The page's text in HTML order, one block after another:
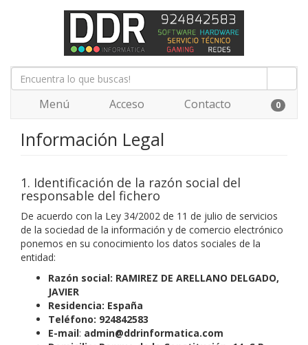
Menú Acceso Contacto 0
Información Legal
1. Identificación de la razón social del
responsable del fichero
De acuerdo con la Ley 34/2002 de 11 de julio de servicios
de la sociedad de la información y de comercio electrónico
ponemos en su conocimiento los datos sociales de la
entidad:
Razón social: RAMIREZ DE ARELLANO DELGADO,
JAVIER
Residencia: España
Teléfono: 924842583
E-mail: admin@ddrinformatica.com